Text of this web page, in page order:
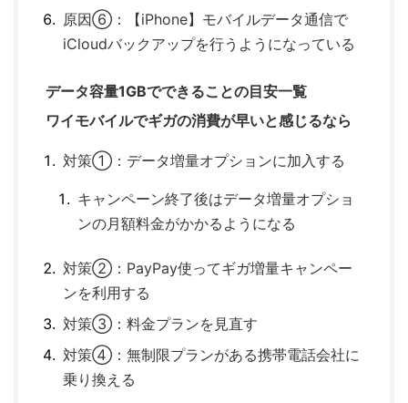
原因⑥：【iPhone】モバイルデータ通信で
iCloudバックアップを行うようになっている
データ容量1GBでできることの目安一覧
ワイモバイルでギガの消費が早いと感じるなら
対策①：データ増量オプションに加入する
キャンペーン終了後はデータ増量オプショ
ンの月額料金がかかるようになる
対策②：PayPay使ってギガ増量キャンペー
ンを利用する
対策③：料金プランを見直す
対策④：無制限プランがある携帯電話会社に
乗り換える